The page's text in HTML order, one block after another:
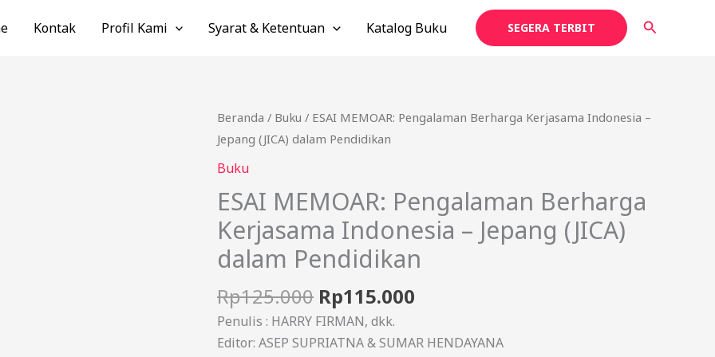
Kontak Profil Kami Syarat & Ketentuan Katalog Buku SEGERA TERBIT Cari
Beranda / Buku / ESAI MEMOAR: Pengalaman Berharga Kerjasama Indonesia –
Jepang (JICA) dalam Pendidikan
Buku
ESAI MEMOAR: Pengalaman Berharga
Kerjasama Indonesia – Jepang (JICA)
dalam Pendidikan
Rp125.000
Harga
aslinya
Rp115.000
Harga
Rp115.000.
Penulis : HARRY FIRMAN, dkk.
Editor: ASEP SUPRIATNA & SUMAR HENDAYANA
Kuantitas
ESAI
MEMOAR:
Berharga
Kerjasama
Indonesia
–
Jepang
(JICA)
dalam
Pendidikan